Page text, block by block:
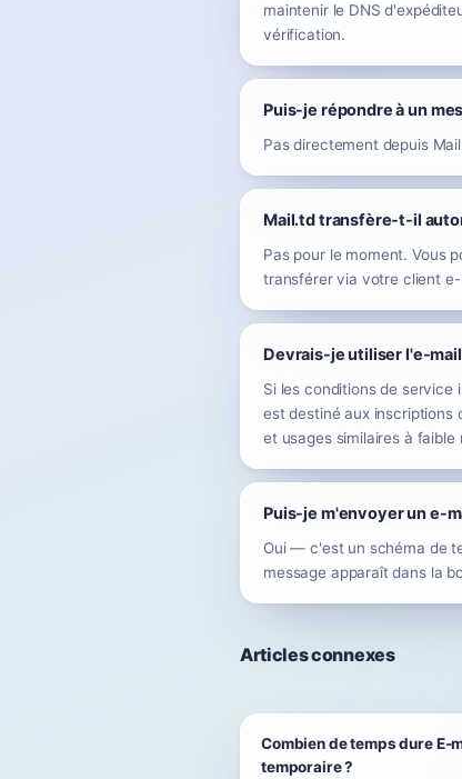
maintenir le DNS
vérification.
Puis-je répondre à un
Pas directement depuis
Mail.td transfère-t-il
Pas pour le moment. Vous
transférer via votre client
Devrais-je utiliser l'e-
Si les conditions de
est destiné aux inscriptions
et usages similaires à faible
Puis-je m'envoyer un e-
Oui — c'est un schéma de
message apparaît dans la
Articles connexes
Combien de temps dure E-
temporaire ?